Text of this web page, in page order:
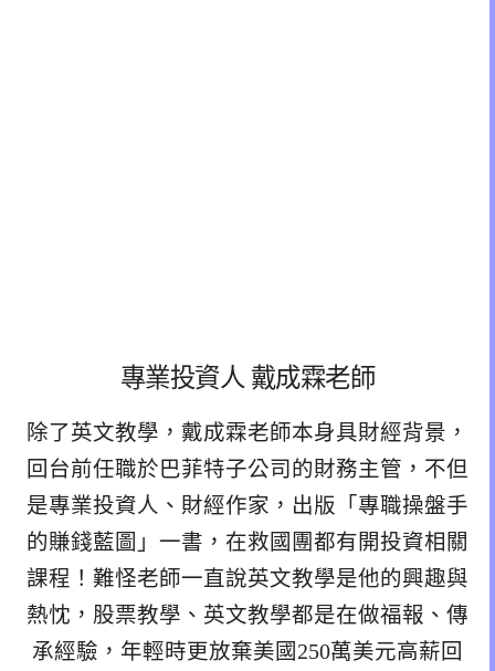
專業投資人 戴成霖老師
除了英文教學，戴成霖老師本身具財經背景，
回台前任職於巴菲特子公司的財務主管，不但
是專業投資人、財經作家，出版「專職操盤手
的賺錢藍圖」一書，在救國團都有開投資相關
課程！難怪老師一直說英文教學是他的興趣與
熱忱，股票教學、英文教學都是在做福報、傳
承經驗，年輕時更放棄美國250萬美元高薪回